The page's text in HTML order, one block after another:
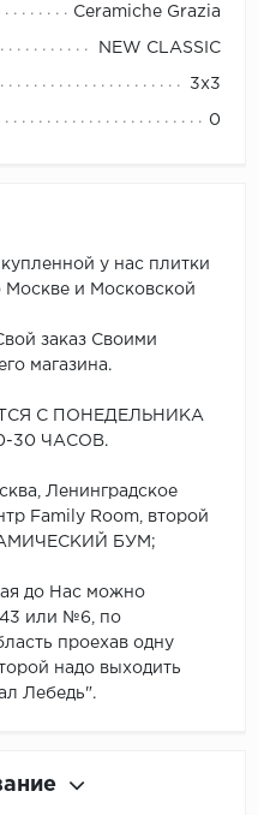
Ceramiche Grazia
NEW CLASSIC
3x3
0
у нас плитки
Москве и Московской
заказ Своими
магазина.
С ПОНЕДЕЛЬНИКА
30 ЧАСОВ.
Ленинградское
Family Room, второй
БУМ;
до Нас можно
или №6, по
проехав одну
надо выходить
Лебедь".